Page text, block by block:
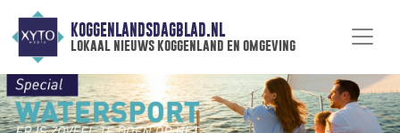
KOGGENLANDSDAGBLAD.NL
lokaal nieuws koggenland en omgeving